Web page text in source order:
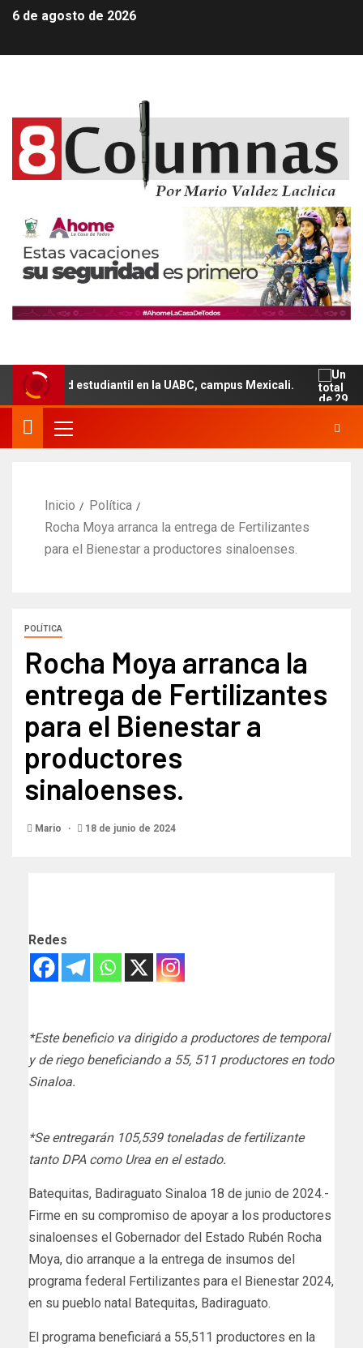
6 de agosto de 2026
estudiantil en la UABC, campus Mexicali. Un
Inicio
Política
Rocha Moya arranca la entrega de Fertilizantes
para el Bienestar a productores sinaloenses.
POLÍTICA
Rocha Moya arranca la
entrega de Fertilizantes
para el Bienestar a
productores
sinaloenses.
Mario 18 de junio de 2024
Redes
*Este beneficio va dirigido a productores de temporal
y de riego beneficiando a 55, 511 productores en todo
Sinaloa.
*Se entregarán 105,539 toneladas de fertilizante
tanto DPA como Urea en el estado.
Batequitas, Badiraguato Sinaloa 18 de junio de 2024.-
Firme en su compromiso de apoyar a los productores
sinaloenses el Gobernador del Estado Rubén Rocha
Moya, dio arranque a la entrega de insumos del
programa federal Fertilizantes para el Bienestar 2024,
en su pueblo natal Batequitas, Badiraguato.
El programa beneficiará a 55,511 productores en la